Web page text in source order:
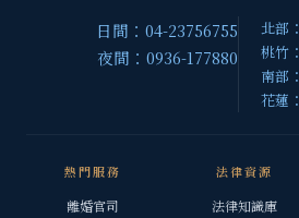
日間：04-23756755
夜間：0936-177880
北部
桃竹
南部
花蓮
熱門服務
離婚官司
法律資源
法律知識庫